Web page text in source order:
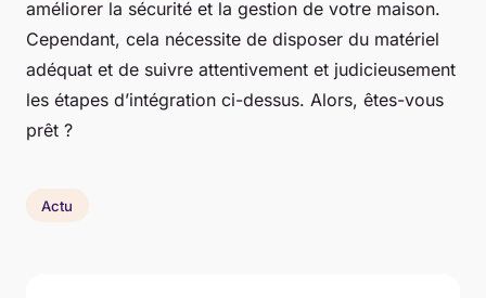
améliorer la sécurité et la gestion de votre maison.
Cependant, cela nécessite de disposer du matériel
adéquat et de suivre attentivement et judicieusement
les étapes d’intégration ci-dessus. Alors, êtes-vous
prêt ?
Actu